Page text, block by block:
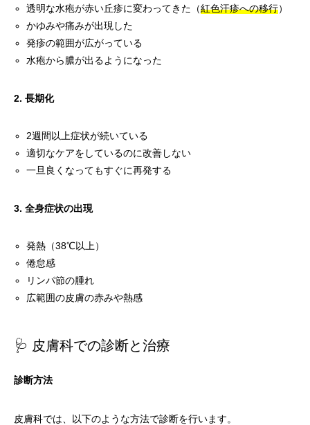
透明な水疱が赤い丘疹に変わってきた（紅色汗疹への移行）
かゆみや痛みが出現した
発疹の範囲が広がっている
水疱から膿が出るようになった
2. 長期化
2週間以上症状が続いている
適切なケアをしているのに改善しない
一旦良くなってもすぐに再発する
3. 全身症状の出現
発熱（38℃以上）
倦怠感
リンパ節の腫れ
広範囲の皮膚の赤みや熱感
🩺 皮膚科での診断と治療
診断方法
皮膚科では、以下のような方法で診断を行います。